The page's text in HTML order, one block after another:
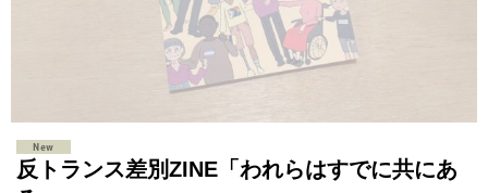
反トランス差別ZINE「われらはすでに共にあ